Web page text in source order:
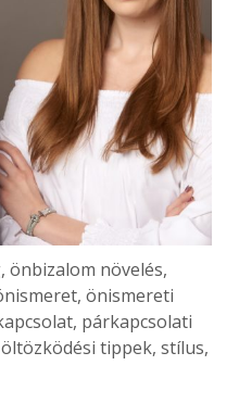
önbizalom növelés,
önismereti
párkapcsolati
tippek, stílus,